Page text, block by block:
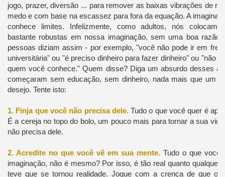
jogo, prazer, diversão ... para remover as baixas vibrações de
medo e com base na escassez para fora da equação. A
conhece limites. Infelizmente, como adultos, nós
bastante robustas em nossa imaginação, sem uma boa
pessoas diziam assim - por exemplo, "você não pode ir em
universitária" ou "é preciso dinheiro para fazer dinheiro" ou "não
quem você conhece." Quem disse? Diga um absurdo desses a
começaram sem educação, sem dinheiro, nada mais que um
desejo. Tente isto:
1. Finja que você não precisa dele.Tudo o que você quer é
É a cereja no topo do bolo, um pouco mais para tornar a sua
não precisa dele.
2. Acredite no que você vê em sua mente.Tudo o que você
imaginação, não é mesmo? Por isso, é tão real quanto qualquer
teve que se tornou realidade. Jogue com a crença de que o